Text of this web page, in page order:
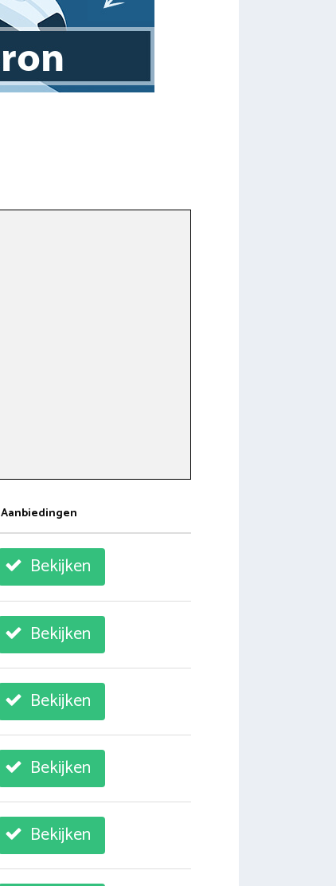
Aanbiedingen
Bekijken
Bekijken
Bekijken
Bekijken
Bekijken